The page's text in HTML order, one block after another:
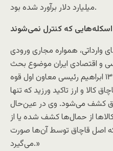
میلیارد دلار برآورد شده بود.
اسکله‌هایی که کنترل نمی‌شوند
وارداتی، همواره مجاری ورودی
و اقتصادی ایران موضوع بحث
بوده است. ۲۷ خرداد سال ۱۳۹۱ ابراهیم رئیسی معاون اول قوه
کالا و ارز تاکید ورزید که تنها
کشف می‌شود. وی در عین‌حال
از حمال‌ها کشف شده یا از
اصل قاچاق توسط آن‌ها صورت
می‌گیرد.»